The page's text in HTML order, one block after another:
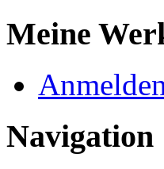
Meine
Navigation